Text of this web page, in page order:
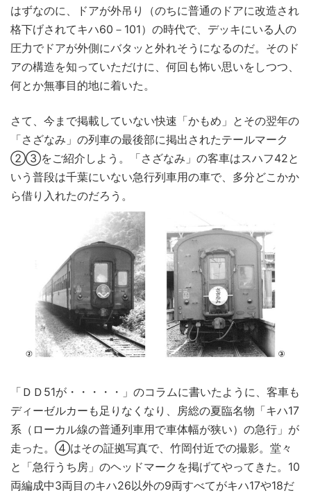
はずなのに、ドアが外吊り（のちに普通のドアに改造され
格下げされてキハ60－101）の時代で、デッキにいる人の
圧力でドアが外側にバタッと外れそうになるのだ。そのド
アの構造を知っていただけに、何回も怖い思いをしつつ、
何とか無事目的地に着いた。
さて、今まで掲載していない快速「かもめ」とその翌年の
「さざなみ」の列車の最後部に掲出されたテールマーク
②③をご紹介しよう。「さざなみ」の客車はスハフ42と
いう普段は千葉にいない急行列車用の車で、多分どこかか
ら借り入れたのだろう。
「ＤＤ51が・・・・・」のコラムに書いたように、客車も
ディーゼルカーも足りなくなり、房総の夏臨名物「キハ17
系（ローカル線の普通列車用で車体幅が狭い）の急行」が
走った。④はその証拠写真で、竹岡付近での撮影。堂々
と「急行うち房」のヘッドマークを掲げてやってきた。10
両編成中3両目のキハ26以外の9両すべてがキハ17や18だ